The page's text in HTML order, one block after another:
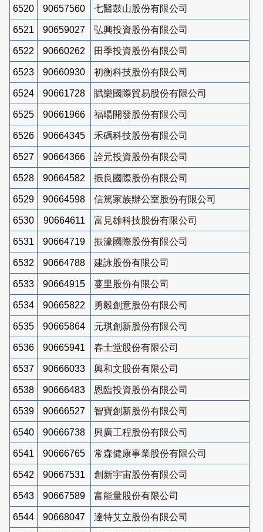
6520 90657560 七醫鼓山股份有限公司
6521 90659027 弘興投資股份有限公司
6522 90660262 田季投資股份有限公司
6523 90660930 初衡科技股份有限公司
6524 90661728 賦樂國際貿易股份有限公司
6525 90661966 福暘開發股份有限公司
6526 90664345 禾碼科技股份有限公司
6527 90664366 詮元投資股份有限公司
6528 90664582 振良國際股份有限公司
6529 90664598 信篤家族辦公室股份有限公司
6530 90664611 富見雄科技股份有限公司
6531 90664719 振濠國際股份有限公司
6532 90664788 建詠股份有限公司
6533 90664915 蔓里股份有限公司
6534 90665822 勇毅創意股份有限公司
6535 90665864 元琪創新股份有限公司
6536 90665941 春士堂股份有限公司
6537 90666033 興和文股份有限公司
6538 90666483 恩臨投資股份有限公司
6539 90666527 智寶創新股份有限公司
6540 90666738 興廣工程股份有限公司
6541 90666765 常森健康事業股份有限公司
6542 90667531 創新宇宙股份有限公司
6543 90667589 富能量股份有限公司
6544 90668047 達特艾立股份有限公司